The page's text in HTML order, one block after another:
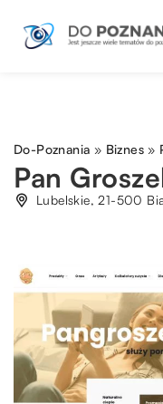
Do-Poznania » Biznes »
Pan
Lubelskie, 21-500